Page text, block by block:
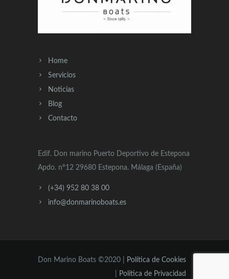
Home
Servicios
Noticias
Blog
Contacto
Edif. Don marino Puerto Deportivo de Estepona
Apdo. nº12 29680 Estepona. Málaga (España)
(+34) 952 80 38 00
info@donmarinoboats.es
Don Marino Boats ©2020 |
Política de Cookies
Política de Privacidad